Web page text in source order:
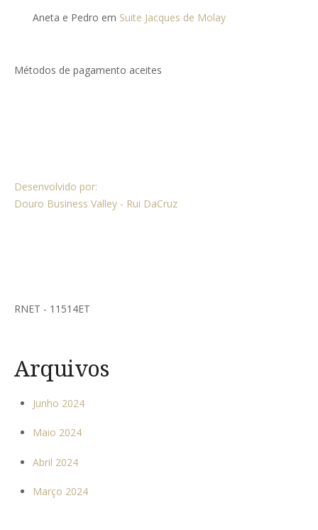
Aneta e Pedro em Suite Jacques de Molay
Métodos de pagamento aceites
Desenvolvido por:
Douro Business Valley - Rui DaCruz
RNET - 11514ET
Arquivos
Junho 2024
Maio 2024
Abril 2024
Março 2024